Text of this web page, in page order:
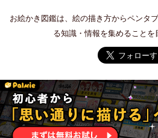
お絵かき図鑑は、絵の描き方からペンタ
る知識・情報を集めることを